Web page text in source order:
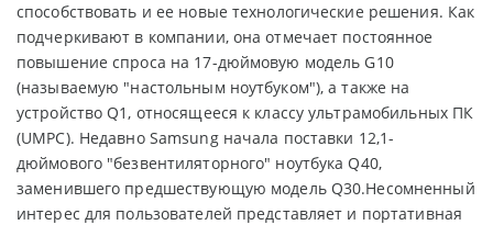
способствовать и ее новые технологические решения. Как
подчеркивают в компании, она отмечает постоянное
повышение спроса на 17-дюймовую модель G10
(называемую "настольным ноутбуком"), а также на
устройство Q1, относящееся к классу ультрамобильных ПК
(UMPC). Недавно Samsung начала поставки 12,1-
дюймового "безвентиляторного" ноутбука Q40,
заменившего предшествующую модель Q30.Несомненный
интерес для пользователей представляет и портативная